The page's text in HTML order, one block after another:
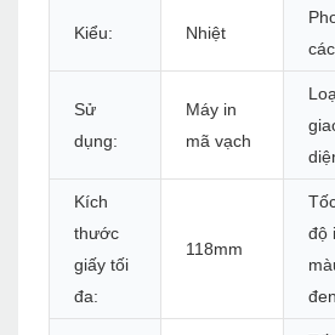
Kiểu: Nhiệt
Sử
dụng:
Máy in
mã vạch
Kích
thước
giấy tối
đa:
118mm
độ